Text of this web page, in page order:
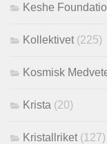
Keshe
Kollektivet (225)
Kosmisk
Krista (20)
Kristallriket (127)